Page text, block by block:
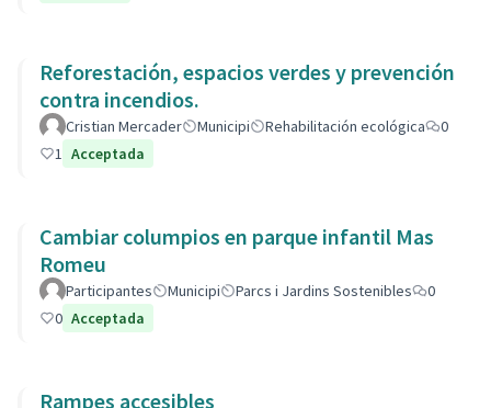
Reforestación, espacios verdes y prevención
contra incendios.
Cristian Mercader Municipi Rehabilitación ecológica
0
1 Acceptada
Cambiar columpios en parque infantil Mas
Romeu
Participantes Municipi Parcs i Jardins Sostenibles
0
0 Acceptada
Rampes accesibles